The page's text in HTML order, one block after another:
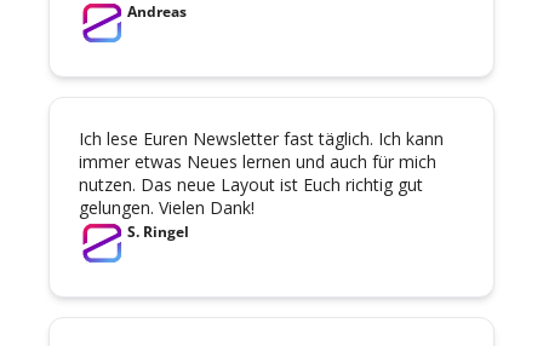
Andreas
Ich lese Euren Newsletter fast täglich. Ich kann
immer etwas Neues lernen und auch für mich
nutzen. Das neue Layout ist Euch richtig gut
gelungen. Vielen Dank!
S. Ringel